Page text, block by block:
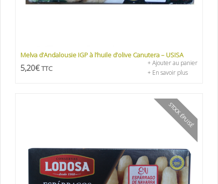
Melva d’Andalousie IGP à l’huile d’olive Canutera – USISA
5,20€ TTC
+ Ajouter au panier
+ En savoir plus
STOCK ÉPUISÉ